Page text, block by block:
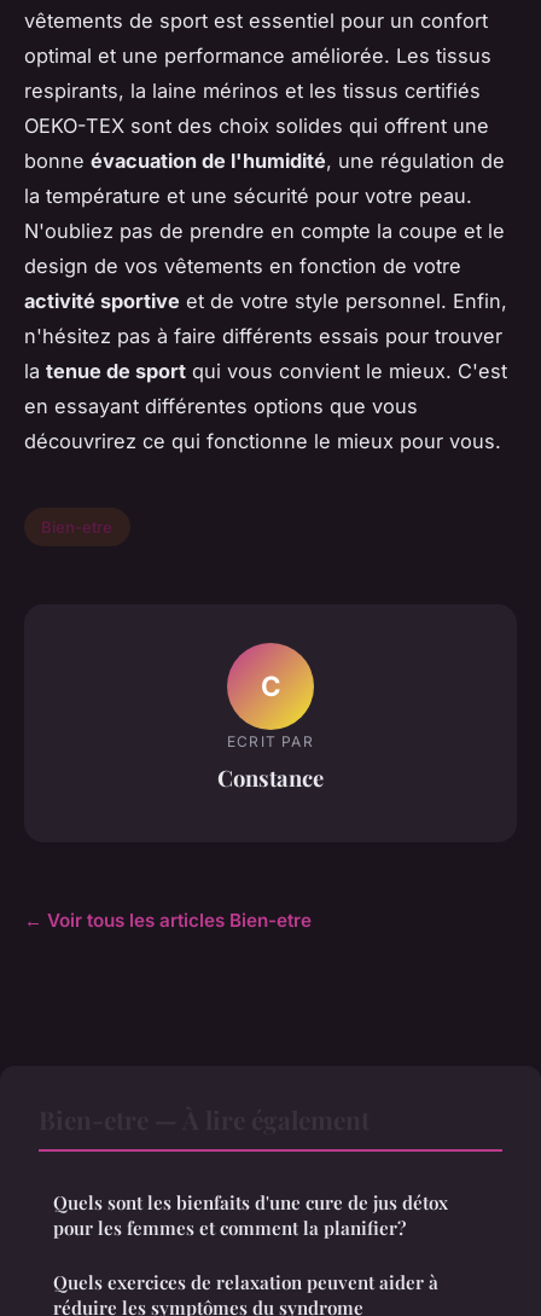
vêtements de sport est essentiel pour un confort
optimal et une performance améliorée. Les tissus
respirants, la laine mérinos et les tissus certifiés
OEKO-TEX sont des choix solides qui offrent une
bonne évacuation de l'humidité, une régulation de
la température et une sécurité pour votre peau.
N'oubliez pas de prendre en compte la coupe et le
design de vos vêtements en fonction de votre
activité sportive et de votre style personnel. Enfin,
n'hésitez pas à faire différents essais pour trouver
la tenue de sport qui vous convient le mieux. C'est
en essayant différentes options que vous
découvrirez ce qui fonctionne le mieux pour vous.
Bien-etre
C
ECRIT PAR
Constance
← Voir tous les articles Bien-etre
Quels sont les bienfaits d'une cure de jus détox
pour les femmes et comment la planifier?
Quels exercices de relaxation peuvent aider à
réduire les symptômes du syndrome